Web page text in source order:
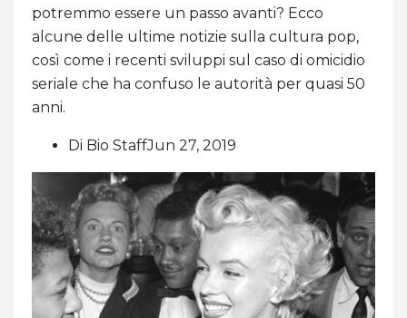
potremmo essere un passo avanti? Ecco
alcune delle ultime notizie sulla cultura pop,
così come i recenti sviluppi sul caso di omicidio
seriale che ha confuso le autorità per quasi 50
anni.
Di Bio StaffJun 27, 2019